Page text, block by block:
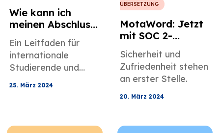
Wie kann ich
meinen Abschluss
in den USA
anerkennen
lassen?
Ein Leitfaden für
internationale
Studierende und
25. März 2024
ÜBERSETZUNG
MotaWord: Jetzt
mit SOC 2-
Konformität
zertifiziert
Sicherheit und
Zufriedenheit stehen
an erster Stelle.
20. März 2024